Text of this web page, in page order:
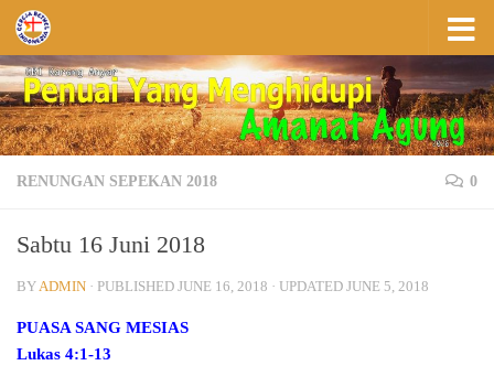
Skip to content
RENUNGAN SEPEKAN 2018 0
Sabtu 16 Juni 2018
BYADMIN · PUBLISHED JUNE 16, 2018 · UPDATED JUNE 5, 2018
PUASA SANG MESIAS
Lukas 4:1-13